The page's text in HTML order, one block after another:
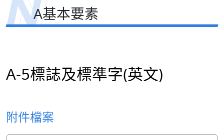
A基本要素
A-5標誌及標準字(英文)
附件檔案